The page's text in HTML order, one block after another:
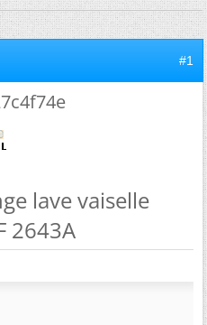
#1
lave vaiselle
2643A